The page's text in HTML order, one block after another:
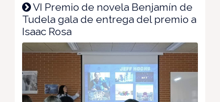
VI Premio de novela Benjamín de
Tudela gala de entrega del premio a
Isaac Rosa